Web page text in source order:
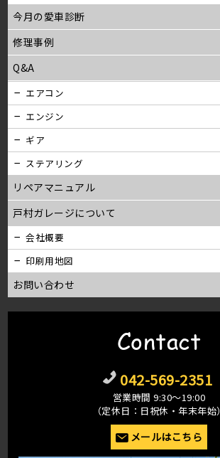
今月の愛車診断
修理事例
Q&A
エアコン
エンジン
ギア
ステアリング
リペアマニュアル
戸村ガレージについて
会社概要
印刷用地図
お問い合わせ
Contact
042-569-2351
営業時間 9:30〜19:00
（定休日：日祝休・年末年始）
メールはこちら